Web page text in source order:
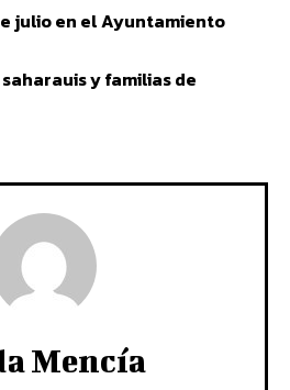
julio en el Ayuntamiento
y familias de
Mencía